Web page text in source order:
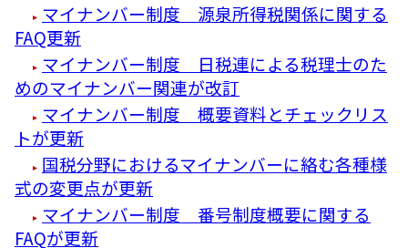
マイナンバー制度 源泉所得税関係に関する
FAQ更新
マイナンバー制度 日税連による税理士のた
めのマイナンバー関連が改訂
マイナンバー制度 概要資料とチェックリス
トが更新
国税分野におけるマイナンバーに絡む各種様
式の変更点が更新
マイナンバー制度 番号制度概要に関する
FAQが更新